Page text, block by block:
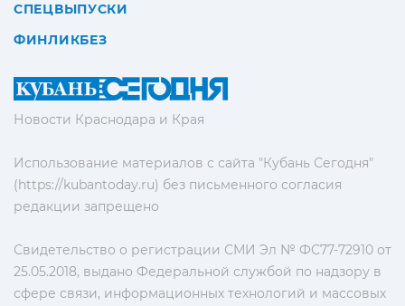
Новости Краснодара и Края
Использование материалов с сайта "Кубань Сегодня"
(https://kubantoday.ru) без письменного согласия
редакции запрещено
Свидетельство о регистрации СМИ Эл № ФС77-72910 от
25.05.2018, выдано Федеральной службой по надзору в
сфере связи, информационных технологий и массовых
СПЕЦВЫПУСКИ
ФИНЛИКБЕЗ